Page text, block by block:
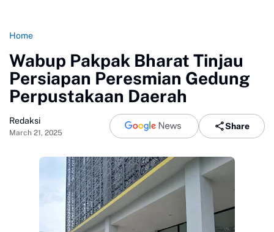
Home
Wabup Pakpak Bharat Tinjau
Persiapan Peresmian Gedung
Perpustakaan Daerah
Redaksi
March 21, 2025
Share